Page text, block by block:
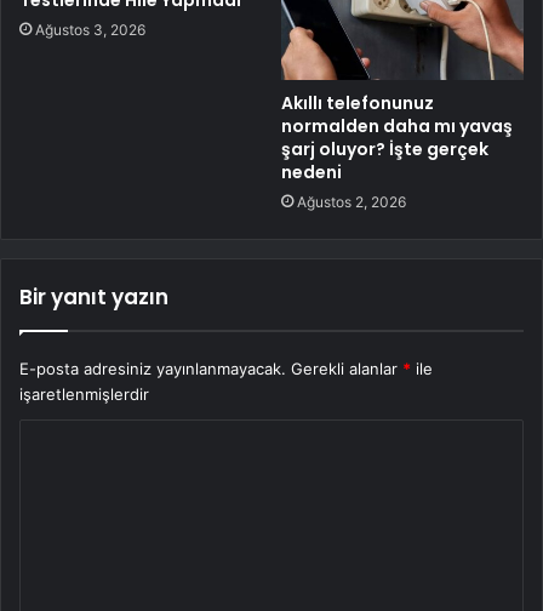
Ağustos 3, 2026
Akıllı telefonunuz
normalden daha mı yavaş
şarj oluyor? İşte gerçek
nedeni
Ağustos 2, 2026
Bir yanıt yazın
E-posta adresiniz yayınlanmayacak. Gerekli alanlar * ile
işaretlenmişlerdir